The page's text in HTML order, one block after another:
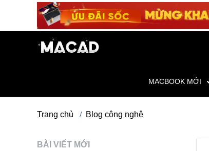
MACBOOK MỚI
Trang chủ Blog công nghệ
BÀI VIẾT MỚI